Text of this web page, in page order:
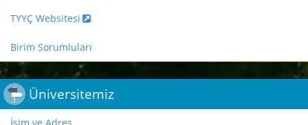
TYYÇ Websitesi
Birim Sorumluları
Üniversitemiz